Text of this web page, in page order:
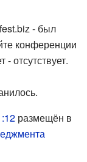
- был
конференции
отсутствует.
размещён в